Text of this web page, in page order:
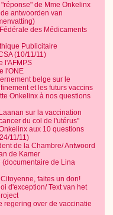
de Mme Onkelinx
antwoorden van
des Médicaments
Publicitaire
(10/11/11)
l'AFMPS
l'ONE
belge sur le
et les futurs vaccins
Onkelinx à nos questions
sur la vaccination
du col de l'utérus"
aux 10 questions
11/11)
de la Chambre/ Antwoord
de Kamer
de Lina
faites un don!
d'exception/ Text van het
regering over de vaccinatie